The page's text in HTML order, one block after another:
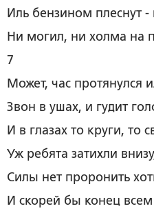
Иль бензином плеснут -
Ни могил, ни холма на
7
Может, час протянулся
Звон в ушах, и гудит
И в глазах то круги, то
Уж ребята затихли
Силы нет проронить
И скорей бы конец